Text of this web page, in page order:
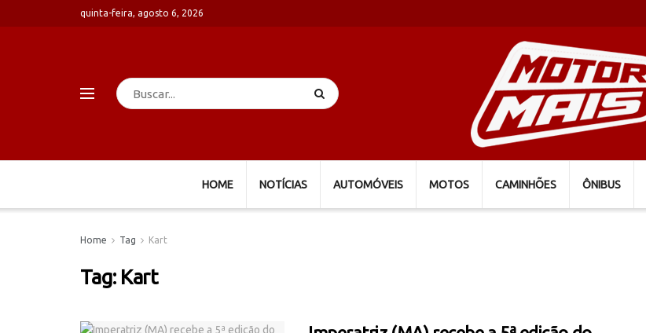
quinta-feira, agosto 6, 2026
HOME NOTÍCIAS AUTOMÓVEIS MOTOS CAMINHÕES ÔNIBUS
Home Tag Kart
Tag: Kart